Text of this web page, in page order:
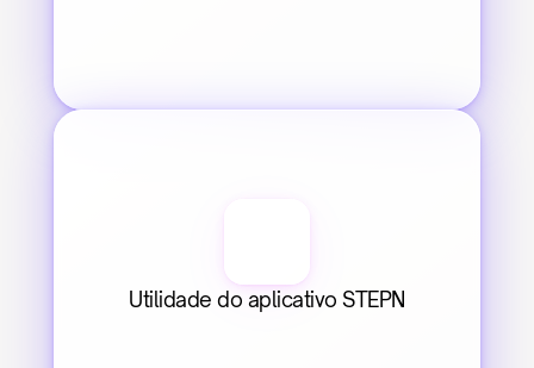
Utilidade do aplicativo STEPN